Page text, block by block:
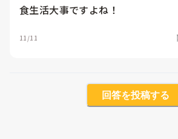
食生活大事ですよね！
11/11
回答を投稿する